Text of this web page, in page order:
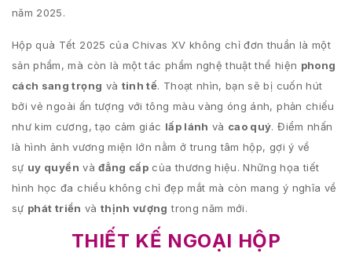
năm 2025.
Hộp quà Tết 2025 của Chivas XV không chỉ đơn thuần là một
sản phẩm, mà còn là một tác phẩm nghệ thuật thể hiện phong
cách sang trọng và tinh tế. Thoạt nhìn, bạn sẽ bị cuốn hút
bởi vẻ ngoài ấn tượng với tông màu vàng óng ánh, phản chiếu
như kim cương, tạo cảm giác lấp lánh và cao quý. Điểm nhấn
là hình ảnh vương miện lớn nằm ở trung tâm hộp, gợi ý về
sự uy quyền vàđẳng cấp của thương hiệu. Những họa tiết
hình học đa chiều không chỉ đẹp mắt mà còn mang ý nghĩa về
sự phát triển và thịnh vượng trong năm mới.
THIẾT KẾ NGOẠI HỘP